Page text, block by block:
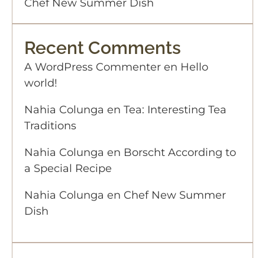
Chef New Summer Dish
Recent Comments
A WordPress Commenter en Hello
world!
Nahia Colunga en Tea: Interesting Tea
Traditions
Nahia Colunga en Borscht According to
a Special Recipe
Nahia Colunga en Chef New Summer
Dish